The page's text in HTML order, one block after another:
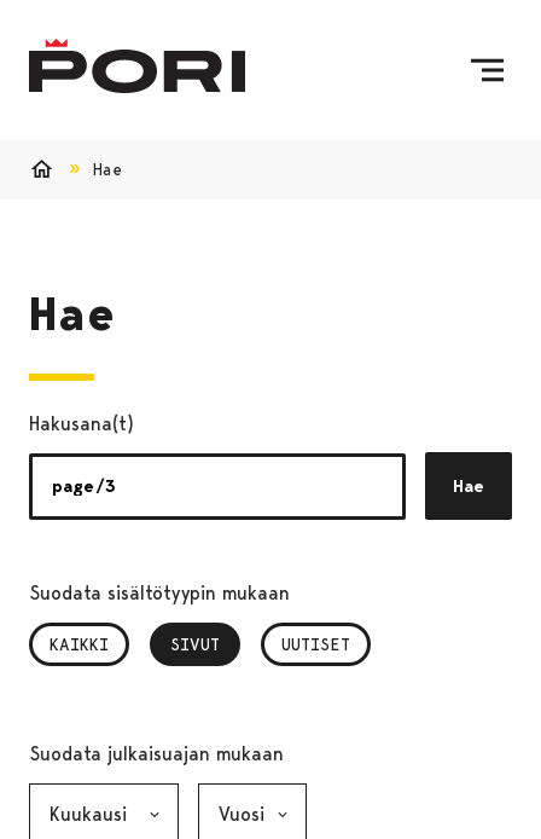
Hae
Hae
Hakusana(t)
Hae
Suodata sisältötyypin mukaan
KAIKKI SIVUT
, VALITTU UUTISET
Suodata julkaisuajan mukaan